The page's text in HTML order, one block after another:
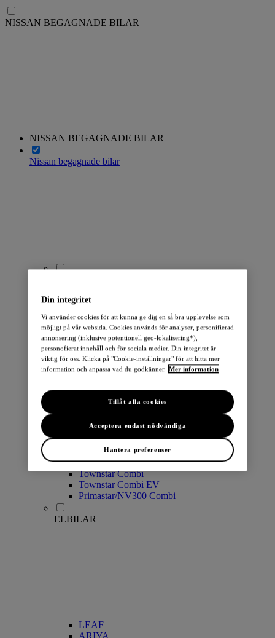
NISSAN BEGAGNADE BILAR
NISSAN BEGAGNADE BILAR
Nissan begagnade bilar
Qashqai
LEAF
ARIYA
X-Trail
Townstar Combi
Townstar Combi EV
Primastar/NV300 Combi
ELBILAR
LEAF
ARIYA
Din integritet
Vi använder cookies för att kunna ge dig en så bra upplevelse som
möjligt på vår websida. Cookies används för analyser, personifierad
annonsering (inklusive potentionell geo-lokalisering*),
personofierat innehåll och för sociala medier. Din integritet är
viktig för oss. Klicka på "Cookie-inställningar" för att hitta mer
information och anpassa vad du godkänner. Mer information
Hantera preferenser
Acceptera endast nödvändiga
Tillåt alla cookies